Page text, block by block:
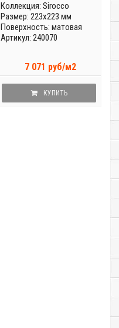
Коллекция: Sirocco
Размер: 223x223 мм
Поверхность: матовая
Артикул: 240070
7 071 руб/м2
КУПИТЬ